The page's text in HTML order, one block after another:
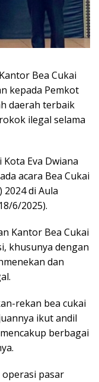
Bea Cukai
kepada Pemkot
daerah terbaik
ilegal selama
Eva Dwiana
acara Bea Cukai
di Aula
6/2025).
Kantor Bea Cukai
khusunya dengan
dan
rekan bea cukai
ikut andil
berbagai
operasi pasar